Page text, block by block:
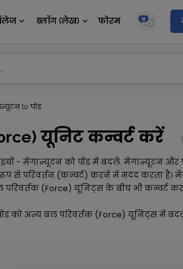
ब्लॉग (लेख) फोरम
to पोंड
यूनिट कन्वर्ट करें
- मेगान्यूटनकोपोंडमें बदलें. मेगान्यूटन और
से परिवर्तन (कन्वर्ट) करने में मदद करता है।
परिवर्तक (Force) यूनिट्स के बीच भी कन्वर्ट
को अन्यबल परिवर्तक (Force) यूनिट्स में